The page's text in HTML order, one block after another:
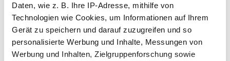
Daten, wie z. B. Ihre IP-Adresse, mithilfe von
Technologien wie Cookies, um Informationen auf Ihrem
Gerät zu speichern und darauf zuzugreifen und so
personalisierte Werbung und Inhalte, Messungen von
Werbung und Inhalten, Zielgruppenforschung sowie